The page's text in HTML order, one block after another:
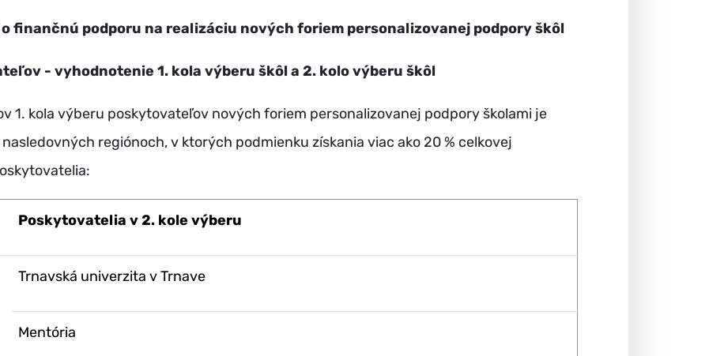
finančnú podporu na realizáciu nových foriem personalizovanej podpory škôl
- vyhodnotenie 1. kola výberu škôl a 2. kolo výberu škôl
1. kola výberu poskytovateľov nových foriem personalizovanej podpory školami je
regiónoch, v ktorých podmienku získania viac ako 20 % celkovej
Poskytovatelia v 2. kole výberu
Trnavská univerzita v Trnave
Mentória